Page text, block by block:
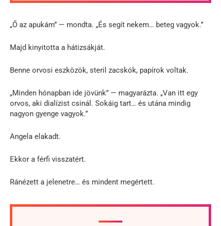
„Ő az apukám” — mondta. „És segít nekem… beteg vagyok.”
Majd kinyitotta a hátizsákját.
Benne orvosi eszközök, steril zacskók, papírok voltak.
„Minden hónapban ide jövünk” — magyarázta. „Van itt egy
orvos, aki dialízist csinál. Sokáig tart… és utána mindig
nagyon gyenge vagyok.”
Angela elakadt.
Ekkor a férfi visszatért.
Ránézett a jelenetre… és mindent megértett.